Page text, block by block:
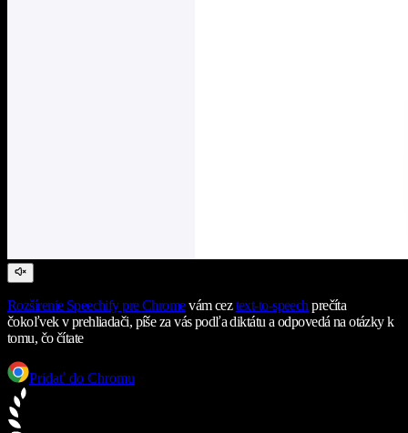
Rozšírenie Speechify pre Chromevám ceztext-to-speech prečíta
čokoľvek v prehliadači, píše za vás podľa diktátu a odpovedá na otázky k
tomu, čo čítate
Pridať do Chromu